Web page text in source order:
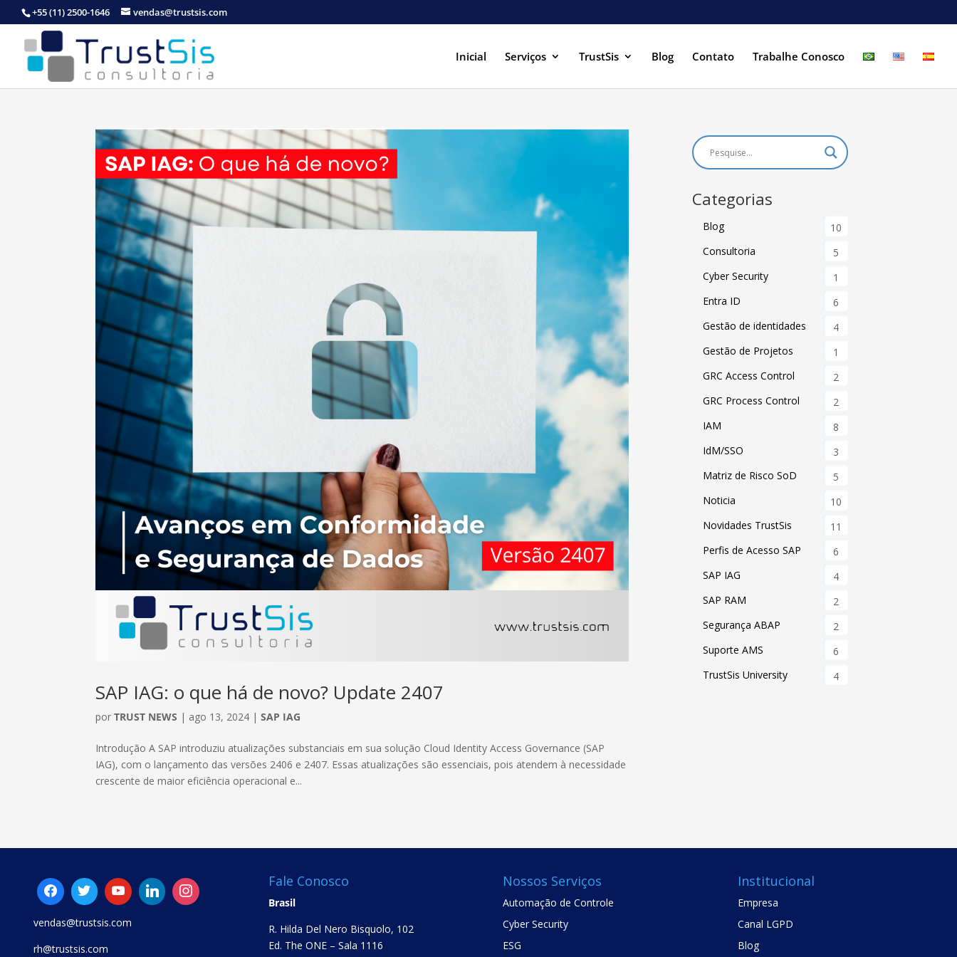
+55 (11) 2500-1646 vendas@trustsis.com
Inicial Serviços TrustSis Blog Contato Trabalhe Conosco
SAP IAG: o que há de novo? Update 2407
porTRUST NEWS | ago 13, 2024 |SAP IAG
Introdução A SAP introduziu atualizações substanciais em sua solução Cloud Identity Access Governance (SAP
IAG), com o lançamento das versões 2406 e 2407. Essas atualizações são essenciais, pois atendem à necessidade
crescente de maior eficiência operacional e...
Categorias
Blog
10
Consultoria
5
Cyber Security
1
Entra ID
6
Gestão de identidades
4
Gestão de Projetos
1
GRC Access Control
2
GRC Process Control
2
IAM
8
IdM/SSO
3
Matriz de Risco SoD
5
Noticia
10
Novidades TrustSis
11
Perfis de Acesso SAP
6
SAP IAG
4
SAP RAM
2
Segurança ABAP
2
Suporte AMS
6
TrustSis University
4
vendas@trustsis.com
rh@trustsis.com
Fale Conosco
Brasil
R. Hilda Del Nero Bisquolo, 102
Ed. The ONE – Sala 1116
Nossos Serviços
Automação de Controle
Cyber Security
ESG
Institucional
Empresa
Canal LGPD
Blog